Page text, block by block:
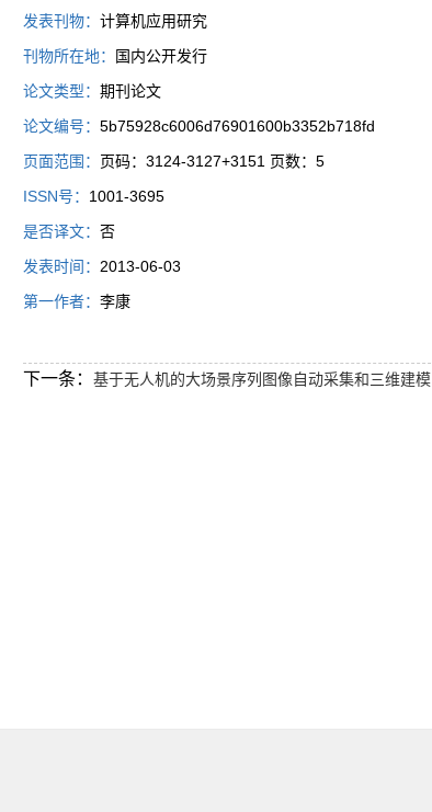
发表刊物： 计算机应用研究
刊物所在地：
国内公开发行
论文类型： 期刊论文
论文编号： 5b75928c6006d76901600b3352b718fd
页面范围： 页码：3124-3127+3151 页数：5
ISSN号： 1001-3695
是否译文： 否
发表时间： 2013-06-03
第一作者： 李康
下一条： 基于无人机的大场景序列图像自动采集和三维建模